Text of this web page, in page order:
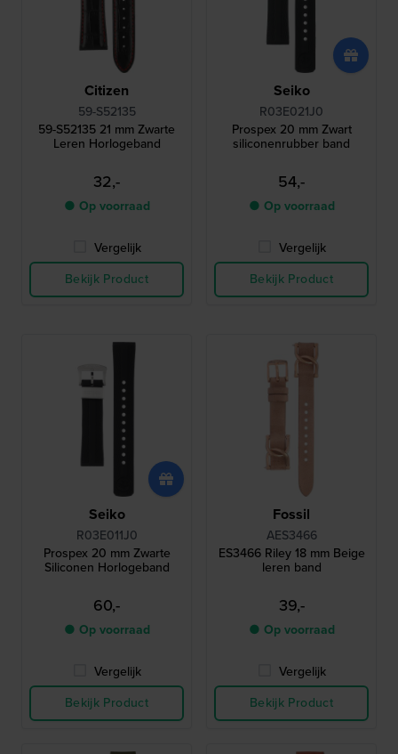
Citizen
59-S52135
59-S52135 21 mm Zwarte
Leren Horlogeband
32,-
● Op voorraad
Vergelijk
Bekijk Product
Seiko
R03E021J0
Prospex 20 mm Zwart
siliconenrubber band
54,-
● Op voorraad
Vergelijk
Bekijk Product
Seiko
R03E011J0
Prospex 20 mm Zwarte
Siliconen Horlogeband
60,-
● Op voorraad
Vergelijk
Bekijk Product
Fossil
AES3466
ES3466 Riley 18 mm Beige
leren band
39,-
● Op voorraad
Vergelijk
Bekijk Product